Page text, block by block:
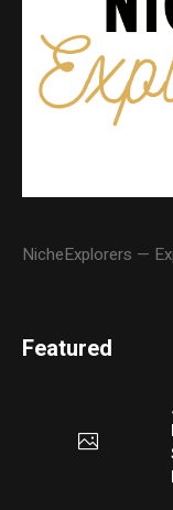
NicheExplorers —
Featured